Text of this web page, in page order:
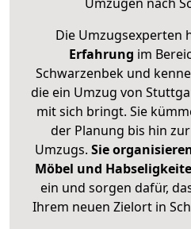
Die Umzugsexperten
Erfahrung im
Schwarzenbek und
die ein Umzug von
mit sich bringt. Sie
der Planung bis hin
Umzugs. Sie
Möbel und
ein und sorgen dafür,
Ihrem neuen Zielort in